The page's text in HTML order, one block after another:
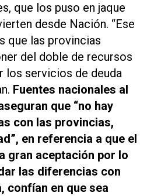
que los puso en jaque
desde Nación. “Ese
que las provincias
del doble de recursos
los servicios de deuda
Fuentes nacionales al
que “no hay
con las provincias,
en referencia a que el
gran aceptación por lo
las diferencias con
confían en que sea